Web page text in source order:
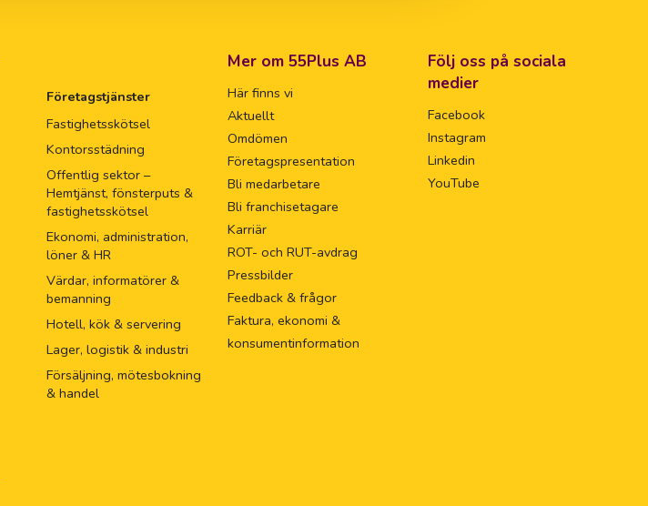
Företagstjänster
Fastighetsskötsel
Kontorsstädning
Offentlig sektor –
Hemtjänst, fönsterputs &
fastighetsskötsel
Ekonomi, administration,
löner & HR
Värdar, informatörer &
bemanning
Hotell, kök & servering
Lager, logistik & industri
Försäljning, mötesbokning
& handel
Mer om 55Plus AB
Här finns vi
Aktuellt
Omdömen
Företagspresentation
Bli medarbetare
Bli franchisetagare
Karriär
ROT- och RUT-avdrag
Pressbilder
Feedback & frågor
Faktura, ekonomi &
konsumentinformation
Följ oss på sociala
medier
Facebook
Instagram
Linkedin
YouTube